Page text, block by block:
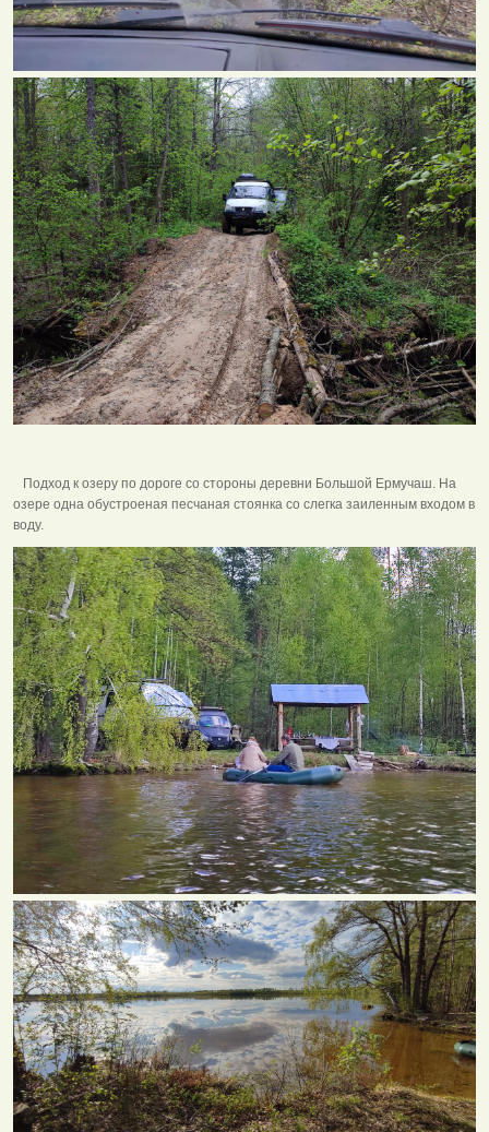
Подход к озеру по дороге со стороны деревни Большой Ермучаш. На
озере одна обустроеная песчаная стоянка со слегка заиленным входом в
воду.